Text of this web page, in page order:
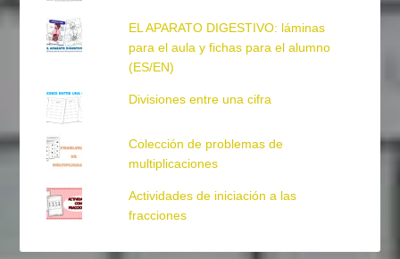
EL APARATO DIGESTIVO: láminas
para el aula y fichas para el alumno
(ES/EN)
Divisiones entre una cifra
Colección de problemas de
multiplicaciones
Actividades de iniciación a las
fracciones